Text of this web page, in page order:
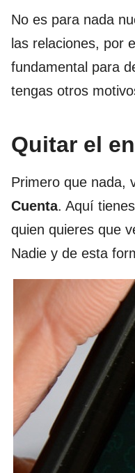
No es para nada
las relaciones, por
fundamental para
tengas otros
Quitar el
Primero que nada,
Cuenta. Aquí
quien quieres que
Nadie y de esta